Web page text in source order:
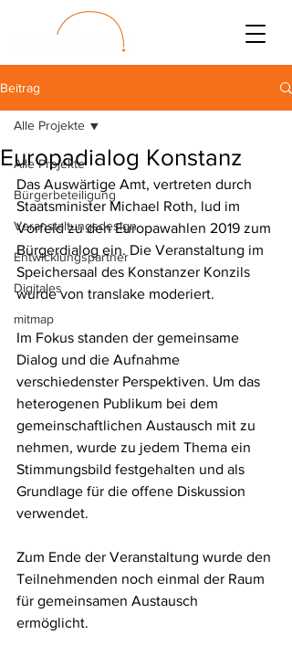
Beitrag
Alle Projekte
Bürgerbeteiligung
Veranstaltungsdesign
Entwicklungspartner
Digitales
mitmap
Alle Projekte
Europadialog Konstanz
Das Auswärtige Amt, vertreten durch
Staatsminister Michael Roth, lud im
Vorfeld zu den Europawahlen 2019 zum
Bürgerdialog ein. Die Veranstaltung im
Speichersaal des Konstanzer Konzils
wurde von translake moderiert.
Im Fokus standen der gemeinsame
Dialog und die Aufnahme
verschiedenster Perspektiven. Um das
heterogenen Publikum bei dem
gemeinschaftlichen Austausch mit zu
nehmen, wurde zu jedem Thema ein
Stimmungsbild festgehalten und als
Grundlage für die offene Diskussion
verwendet.
Zum Ende der Veranstaltung wurde den
Teilnehmenden noch einmal der Raum
für gemeinsamen Austausch
ermöglicht.